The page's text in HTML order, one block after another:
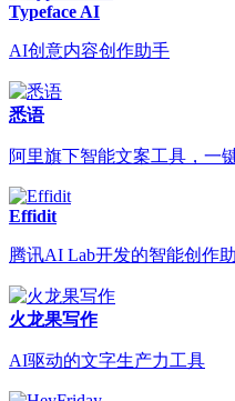
Typeface AI
AI创意内容创作助手
悉语
阿里旗下智能文案工具，一
Effidit
腾讯AI Lab开发的智能创作
火龙果写作
AI驱动的文字生产力工具